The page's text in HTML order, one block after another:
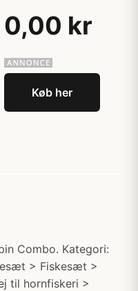
0,00 kr
Køb her
Combo. Kategori:
> Fiskesæt >
til hornfiskeri >